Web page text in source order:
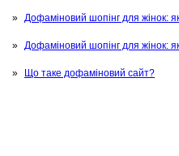
Дофаміновий шопінг для жінок:
Дофаміновий шопінг для жінок:
Що таке дофаміновий сайт?